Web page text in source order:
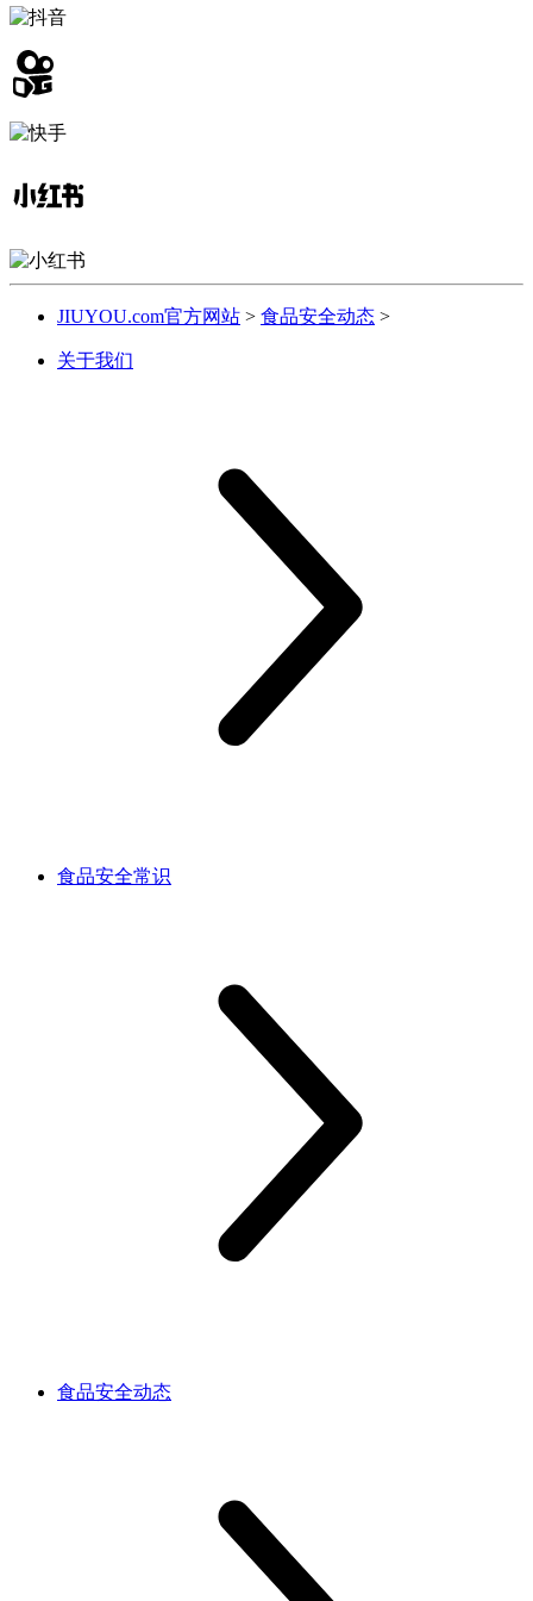
JIUYOU.com官方网站 > 食品安全动态 >
关于我们
食品安全常识
食品安全动态